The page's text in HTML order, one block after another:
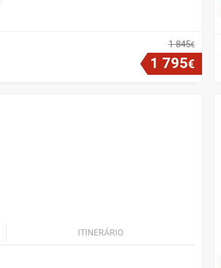
1 845€
1 795€
ITINERÁRIO